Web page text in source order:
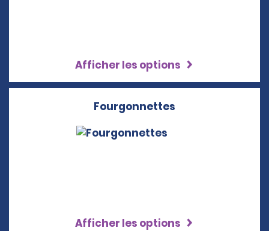
Afficher les options
Fourgonnettes
Afficher les options